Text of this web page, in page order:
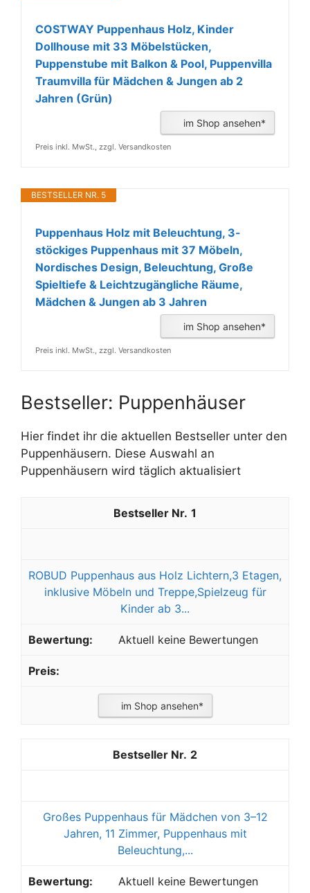
COSTWAY Puppenhaus Holz, Kinder
Dollhouse mit 33 Möbelstücken,
Puppenstube mit Balkon & Pool, Puppenvilla
Traumvilla für Mädchen & Jungen ab 2
Jahren (Grün)
im Shop ansehen*
Preis inkl. MwSt., zzgl. Versandkosten
BESTSELLER NR. 5
Puppenhaus Holz mit Beleuchtung, 3-
stöckiges Puppenhaus mit 37 Möbeln,
Nordisches Design, Beleuchtung, Große
Spieltiefe & Leichtzugängliche Räume,
Mädchen & Jungen ab 3 Jahren
im Shop ansehen*
Preis inkl. MwSt., zzgl. Versandkosten
Bestseller: Puppenhäuser
Hier findet ihr die aktuellen Bestseller unter den
Puppenhäusern. Diese Auswahl an
Puppenhäusern wird täglich aktualisiert
1
ROBUD Puppenhaus aus Holz Lichtern,3 Etagen,
inklusive Möbeln und Treppe,Spielzeug für
Kinder ab 3...
Aktuell keine Bewertungen
im Shop ansehen*
2
Großes Puppenhaus für Mädchen von 3–12
Jahren, 11 Zimmer, Puppenhaus mit
Beleuchtung,...
Aktuell keine Bewertungen